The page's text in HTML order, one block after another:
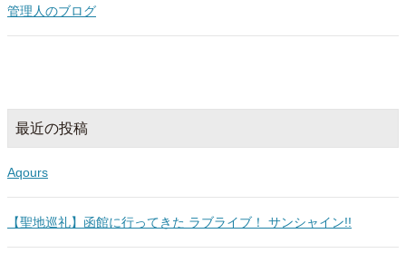
管理人のブログ
最近の投稿
Aqours
【聖地巡礼】函館に行ってきた ラブライブ！ サンシャイン!!